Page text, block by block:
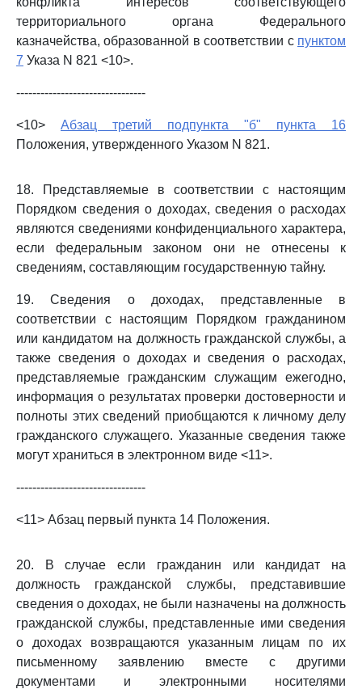
территориального органа Федерального
казначейства, образованной в соответствии с пунктом
7 Указа N 821 <10>.
--------------------------------
<10> Абзац третий подпункта "б" пункта 16
Положения, утвержденного Указом N 821.
18. Представляемые в соответствии с настоящим
Порядком сведения о доходах, сведения о расходах
являются сведениями конфиденциального характера,
если федеральным законом они не отнесены к
сведениям, составляющим государственную тайну.
19. Сведения о доходах, представленные в
соответствии с настоящим Порядком гражданином
или кандидатом на должность гражданской службы, а
также сведения о доходах и сведения о расходах,
представляемые гражданским служащим ежегодно,
информация о результатах проверки достоверности и
полноты этих сведений приобщаются к личному делу
гражданского служащего. Указанные сведения также
могут храниться в электронном виде <11>.
--------------------------------
<11> Абзац первый пункта 14 Положения.
20. В случае если гражданин или кандидат на
должность гражданской службы, представившие
сведения о доходах, не были назначены на должность
гражданской службы, представленные ими сведения
о доходах возвращаются указанным лицам по их
письменному заявлению вместе с другими
документами и электронными носителями